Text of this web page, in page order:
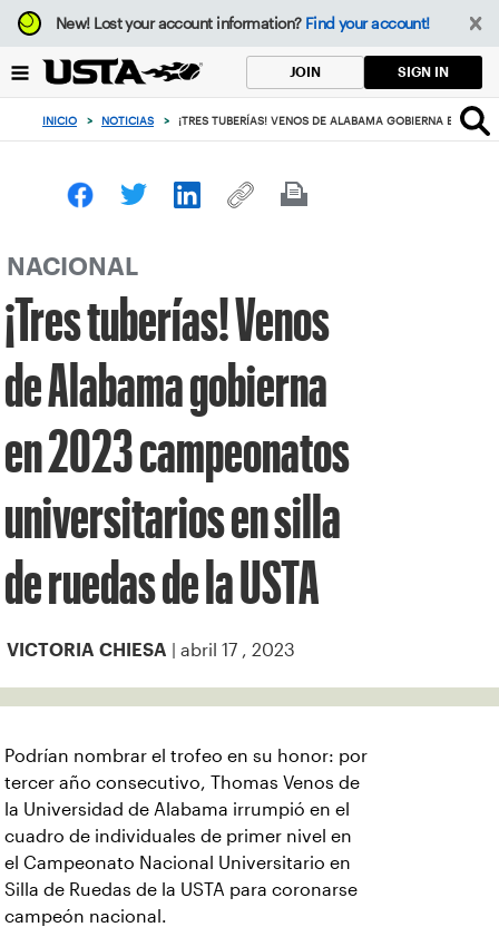
Enfoque
desde
botón
volver
principio
New!Lost your account information? Find your account!
JOIN SIGN IN
INICIO > NOTICIAS > ¡TRES TUBERÍAS! VENOS DE ALABAMA GOBIERNA EN
NACIONAL
¡Tres tuberías! Venos
de Alabama gobierna
en 2023 campeonatos
universitarios en silla
de ruedas de la USTA
VICTORIA CHIESA | abril 17 , 2023
Podrían nombrar el trofeo en su honor: por
tercer año consecutivo, Thomas Venos de
la Universidad de Alabama irrumpió en el
cuadro de individuales de primer nivel en
el Campeonato Nacional Universitario en
Silla de Ruedas de la USTA para coronarse
campeón nacional.